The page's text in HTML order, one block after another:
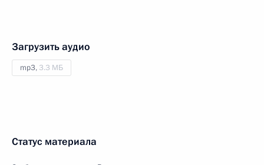
Загрузить аудио
mp3, 3.3 МБ
Статус материала